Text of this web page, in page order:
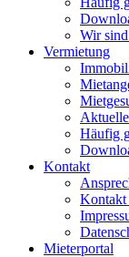
Wir
Vermietung
Häufig
Kontakt
Mieterportal